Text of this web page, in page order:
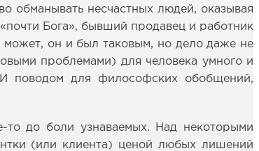
обманывать несчастных людей, оказывая
Бога», бывший продавец и работник
может, он и был таковым, но дело даже не
проблемами) для человека умного и
И поводом для философских обобщений,
то до боли узнаваемых. Над некоторыми
(или клиента) ценой любых лишений